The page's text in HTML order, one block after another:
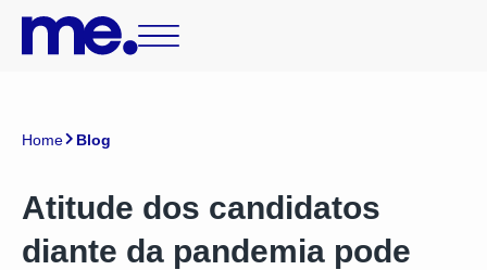
Home Blog
Atitude dos candidatos
diante da pandemia pode